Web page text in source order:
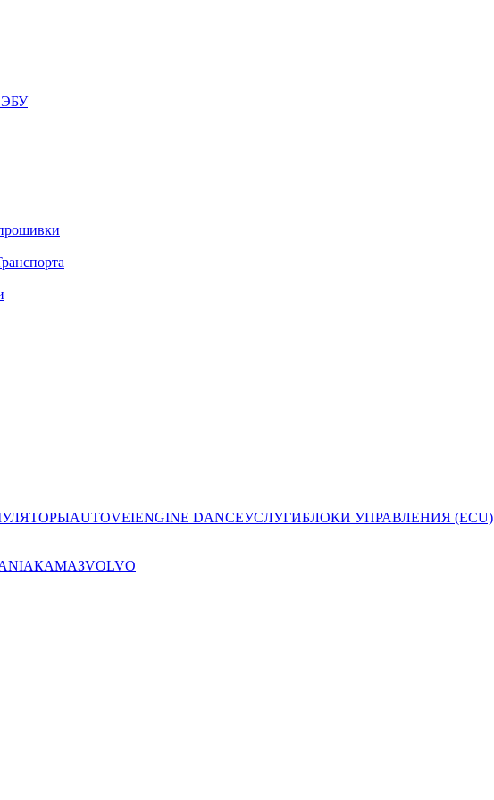
AUTOVEIENGINE DANCEУСЛУГИБЛОКИ УПРАВЛЕНИЯ (ECU)
КАМАЗVOLVO